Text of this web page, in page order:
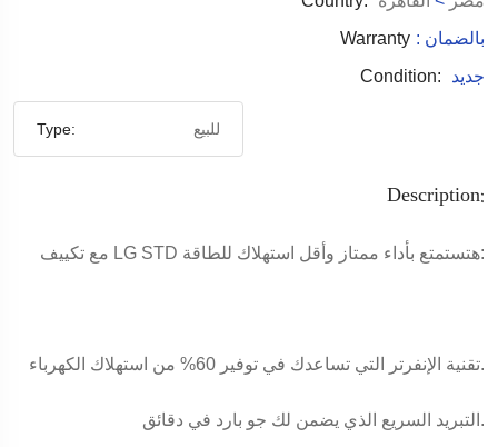
Warranty
: بالضمان
Condition:
جديد
Type: للبيع
Description:
مع تكييف LG STD هتستمتع بأداء ممتاز وأقل استهلاك للطاقة:
تقنية الإنفرتر التي تساعدك في توفير 60% من استهلاك الكهرباء.
التبريد السريع الذي يضمن لك جو بارد في دقائق.